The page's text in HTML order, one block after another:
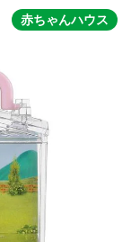
赤ちゃんハウス